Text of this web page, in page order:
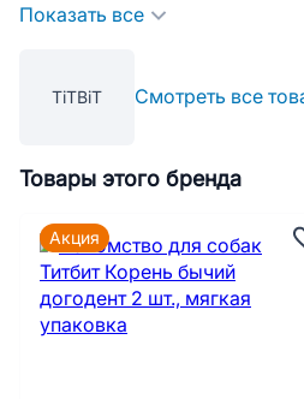
Показать все
TiTBiT Смотреть все
Товары этого бренда
Акция